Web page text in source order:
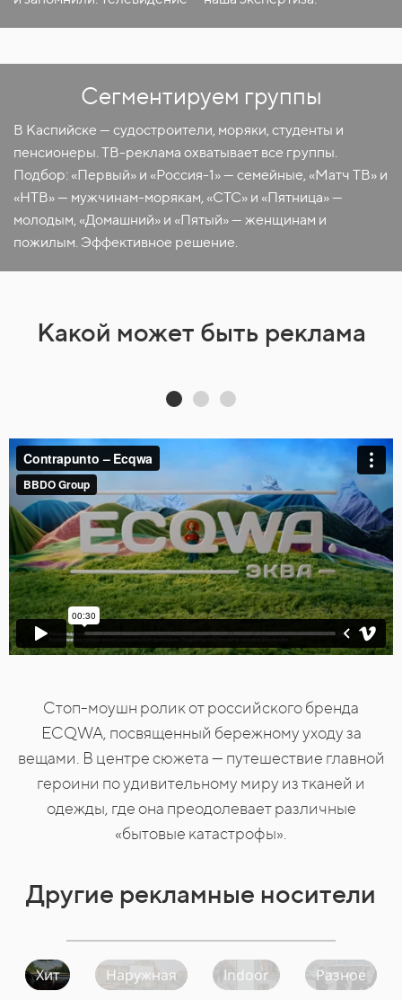
Сегментируем группы
В Каспийске — судостроители, моряки, студенты и
пенсионеры. ТВ-реклама охватывает все группы.
Подбор: «Первый» и «Россия-1» — семейные, «Матч ТВ» и
«НТВ» — мужчинам-морякам, «СТС» и «Пятница» —
молодым, «Домашний» и «Пятый» — женщинам и
пожилым. Эффективное решение.
Какой может быть реклама
Cтоп-моушн ролик от российского бренда
ECQWA, посвященный бережному уходу за
вещами. В центре сюжета — путешествие главной
героини по удивительному миру из тканей и
одежды, где она преодолевает различные
«бытовые катастрофы».
Другие рекламные носители
Хит Наружная Indoor Разное